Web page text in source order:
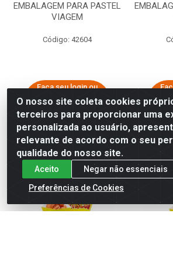
EMBALAGEM PARA PASTEL
VIAGEM
Código: 42604
Faça seu login ou
cadastre-se para
ver preços e
comprar
O nosso site coleta cookies
terceiros para proporcionar uma
personalizada ao usuário,
relevante de acordo com o seu
qualidade do nosso site.
Aceito
Negar não essenciais
Preferências de Cookies